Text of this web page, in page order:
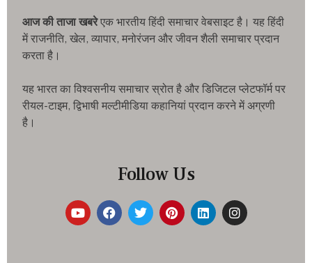
आज की ताजा खबरेएक भारतीय हिंदी समाचार वेबसाइट है। यह हिंदी
में राजनीति, खेल, व्यापार, मनोरंजन और जीवन शैली समाचार प्रदान
करता है।
यह भारत का विश्वसनीय समाचार स्रोत है और डिजिटल प्लेटफॉर्म पर
रीयल-टाइम, द्विभाषी मल्टीमीडिया कहानियां प्रदान करने में अग्रणी
है।
Follow Us